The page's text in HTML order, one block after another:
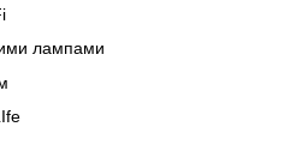
лампами